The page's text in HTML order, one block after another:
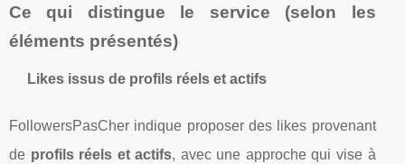
Ce qui distingue le service (selon les
éléments présentés)
Likes issus de profils réels et actifs
FollowersPasCher indique proposer des likes provenant
de profils réels et actifs, avec une approche qui vise à